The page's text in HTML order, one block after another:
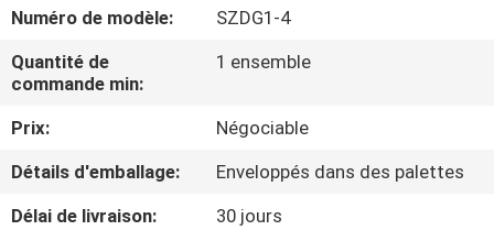
NOUS
DE
L'USINE
Numéro de modèle:
SZDG1-4
Quantité de
commande min:
1 ensemble
Prix:
Négociable
Détails d'emballage:
Enveloppés dans des palettes
Délai de livraison:
30 jours